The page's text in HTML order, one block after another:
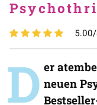
D er
neuen